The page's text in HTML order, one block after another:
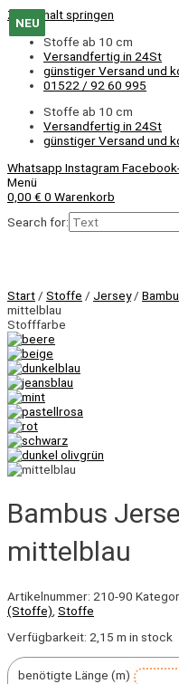
Zum Inhalt springen
Stoffe ab 10 cm
Versandfertig in 24St
günstiger Versand und
01522 / 92 60 995
Stoffe ab 10 cm
Versandfertig in 24St
günstiger Versand und
Whatsapp Instagram
Menü
0,00 € 0 Warenkorb
Search for:
Start / Stoffe / Jersey/
mittelblau
Stofffarbe
Bambus
mittelblau
Artikelnummer: 210-90
(Stoffe) Stoffe
Verfügbarkeit: 2,15 m in stock
benötigte Länge (m)
NEU
NEU
NEU
NEU
NEU
NEU
NEU
NEU
NEU
NEU
NEU